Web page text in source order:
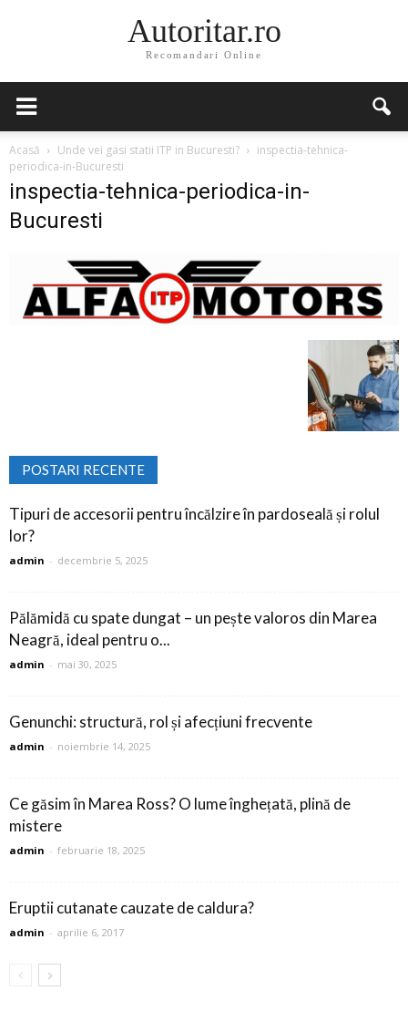
Autoritar.ro
Recomandari Online
Acasă Unde vei gasi statii ITP in Bucuresti?
inspectia-tehnica-
periodica-in-Bucuresti
inspectia-tehnica-periodica-in-
Bucuresti
POSTARI RECENTE
Tipuri de accesorii pentru încălzire în pardoseală și rolul
lor?
admin - decembrie 5, 2025
Pălămidă cu spate dungat – un pește valoros din Marea
Neagră, ideal pentru o...
admin - mai 30, 2025
Genunchi: structură, rol și afecțiuni frecvente
admin - noiembrie 14, 2025
Ce găsim în Marea Ross? O lume înghețată, plină de
mistere
admin - februarie 18, 2025
Eruptii cutanate cauzate de caldura?
admin - aprilie 6, 2017